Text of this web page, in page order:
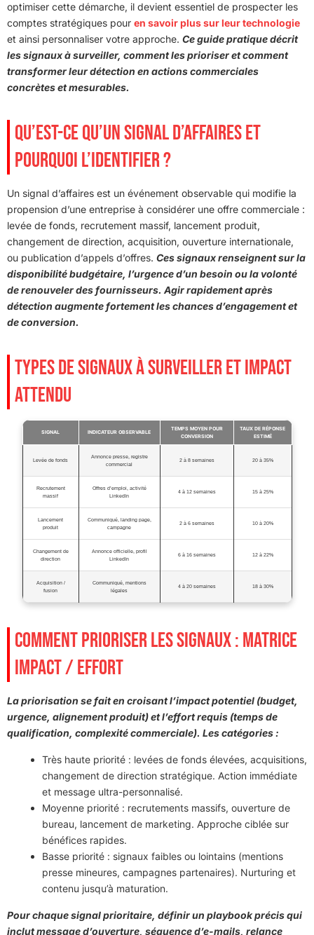
optimiser cette démarche, il devient essentiel de prospecter les
comptes stratégiques pour en savoir plus sur leur technologie
et ainsi personnaliser votre approche. Ce guide pratique décrit
les signaux à surveiller, comment les prioriser et comment
transformer leur détection en actions commerciales
concrètes et mesurables.
QU’EST-CE QU’UN SIGNAL D’AFFAIRES ET
POURQUOI L’IDENTIFIER ?
Un signal d’affaires est un événement observable qui modifie la
propension d’une entreprise à considérer une offre commerciale :
levée de fonds, recrutement massif, lancement produit,
changement de direction, acquisition, ouverture internationale,
ou publication d’appels d’offres. Ces signaux renseignent sur la
disponibilité budgétaire, l’urgence d’un besoin ou la volonté
de renouveler des fournisseurs. Agir rapidement après
détection augmente fortement les chances d’engagement et
de conversion.
TYPES DE SIGNAUX À SURVEILLER ET IMPACT
ATTENDU
SIGNAL INDICATEUR OBSERVABLE
TEMPS MOYEN POUR
CONVERSION
TAUX DE RÉPONSE
ESTIMÉ
Levée de fonds
Annonce presse, registre
commercial
2 à 8 semaines 20 à 35%
Recrutement
massif
Offres d’emploi, activité
LinkedIn
4 à 12 semaines 15 à 25%
Lancement
produit
Communiqué, landing page,
campagne
2 à 6 semaines 10 à 20%
Changement de
direction
Annonce officielle, profil
LinkedIn
6 à 16 semaines 12 à 22%
Acquisition /
fusion
Communiqué, mentions
légales
4 à 20 semaines 18 à 30%
COMMENT PRIORISER LES SIGNAUX : MATRICE
IMPACT / EFFORT
La priorisation se fait en croisant l’impact potentiel (budget,
urgence, alignement produit) et l’effort requis (temps de
qualification, complexité commerciale). Les catégories :
Très haute priorité : levées de fonds élevées, acquisitions,
changement de direction stratégique. Action immédiate
et message ultra-personnalisé.
Moyenne priorité : recrutements massifs, ouverture de
bureau, lancement de marketing. Approche ciblée sur
bénéfices rapides.
Basse priorité : signaux faibles ou lointains (mentions
presse mineures, campagnes partenaires). Nurturing et
contenu jusqu’à maturation.
Pour chaque signal prioritaire, définir un playbook précis qui
inclut message d’ouverture, séquence d’e-mails, relance